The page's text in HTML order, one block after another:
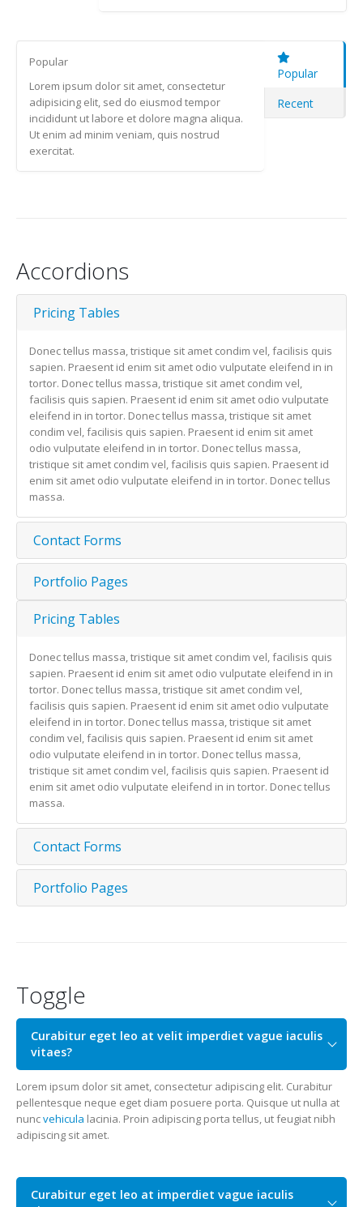
Popular
Lorem ipsum dolor sit amet, consectetur
adipisicing elit, sed do eiusmod tempor
incididunt ut labore et dolore magna aliqua.
Ut enim ad minim veniam, quis nostrud
exercitat.
Popular
Recent
Accordions
Pricing Tables
Donec tellus massa, tristique sit amet condim vel, facilisis quis
sapien. Praesent id enim sit amet odio vulputate eleifend in in
tortor. Donec tellus massa, tristique sit amet condim vel,
facilisis quis sapien. Praesent id enim sit amet odio vulputate
eleifend in in tortor. Donec tellus massa, tristique sit amet
condim vel, facilisis quis sapien. Praesent id enim sit amet
odio vulputate eleifend in in tortor. Donec tellus massa,
tristique sit amet condim vel, facilisis quis sapien. Praesent id
enim sit amet odio vulputate eleifend in in tortor. Donec tellus
massa.
Contact Forms
Portfolio Pages
Pricing Tables
Donec tellus massa, tristique sit amet condim vel, facilisis quis
sapien. Praesent id enim sit amet odio vulputate eleifend in in
tortor. Donec tellus massa, tristique sit amet condim vel,
facilisis quis sapien. Praesent id enim sit amet odio vulputate
eleifend in in tortor. Donec tellus massa, tristique sit amet
condim vel, facilisis quis sapien. Praesent id enim sit amet
odio vulputate eleifend in in tortor. Donec tellus massa,
tristique sit amet condim vel, facilisis quis sapien. Praesent id
enim sit amet odio vulputate eleifend in in tortor. Donec tellus
massa.
Contact Forms
Portfolio Pages
Toggle
Curabitur eget leo at velit imperdiet vague iaculis
vitaes?
Lorem ipsum dolor sit amet, consectetur adipiscing elit. Curabitur
pellentesque neque eget diam posuere porta. Quisque ut nulla at
nuncvehicula lacinia. Proin adipiscing porta tellus, ut feugiat nibh
adipiscing sit amet.
Curabitur eget leo at imperdiet vague iaculis